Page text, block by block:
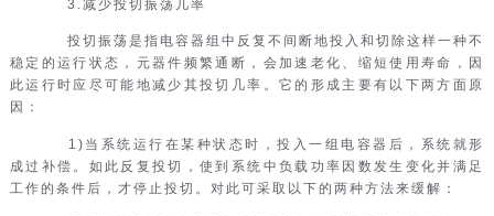
3.减少投切振荡几率
投切振荡是指电容器组中反复不间断地投入和切除这样一种不
稳定的运行状态，元器件频繁通断，会加速老化、缩短使用寿命，因
此运行时应尽可能地减少其投切几率。它的形成主要有以下两方面原
因：
1)当系统运行在某种状态时，投入一组电容器后，系统就形
成过补偿。如此反复投切，使到系统中负载功率因数发生变化并满足
工作的条件后，才停止投切。对此可采取以下的两种方法来缓解：